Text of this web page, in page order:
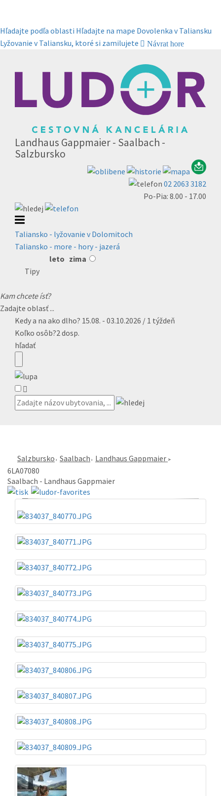
Hľadajte podľa oblasti Hľadajte na mape Dovolenka v Taliansku
Lyžovanie v Taliansku, ktoré si zamilujete
Návrat hore
Landhaus Gappmaier - Saalbach -
Salzbursko
02 2063 3182
Po-Pia: 8.00 - 17.00
Taliansko - lyžovanie v Dolomitoch
Taliansko - more - hory - jazerá
leto zima
Tipy
Kam chcete ísť?
Zadajte oblasť ...
Kedy a na ako dlho? 15.08. - 03.10.2026 / 1 týždeň
Koľko osôb?2 dosp.
hľadať
Salzbursko Saalbach Landhaus Gappmaier
6LA07080
Saalbach - Landhaus Gappmaier